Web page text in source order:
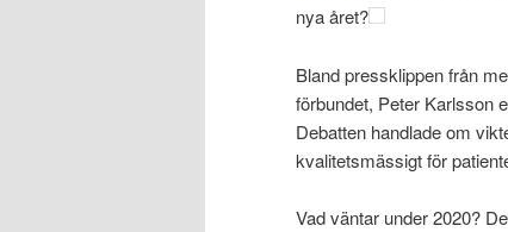
nya året?
Bland pressklippen från
förbundet, Peter Karlsson
Debatten handlade om
kvalitetsmässigt för
Vad väntar under 2020?